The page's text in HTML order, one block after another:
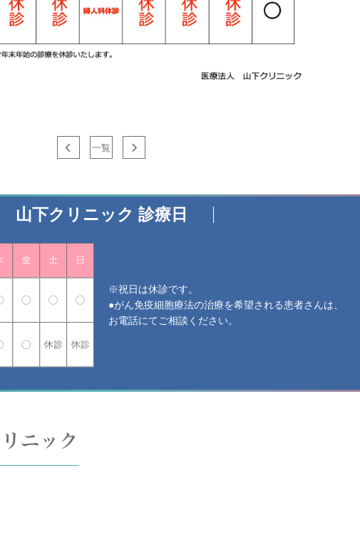
一覧
山下クリニック 診療日
※祝日は休診です。
●がん免疫細胞療法の治療を希望される患者さんは、
お電話にてご相談ください。